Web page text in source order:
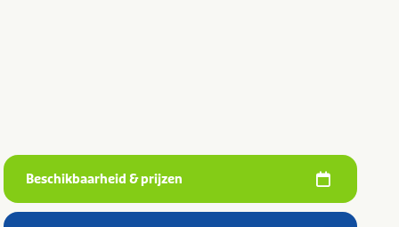
Beschikbaarheid & prijzen